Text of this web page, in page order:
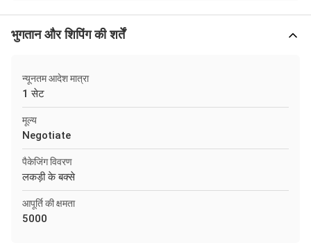
भुगतान और शिपिंग की शर्तें
न्यूनतम आदेश मात्रा
1 सेट
मूल्य
Negotiate
पैकेजिंग विवरण
लकड़ी के बक्से
आपूर्ति की क्षमता
5000